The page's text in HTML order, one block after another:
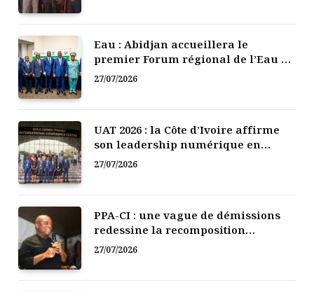
Eau : Abidjan accueillera le
premier Forum régional de l’Eau de
l’Afrique de l’Ouest
27/07/2026
UAT 2026 : la Côte d’Ivoire affirme
son leadership numérique en
Afrique
27/07/2026
PPA-CI : une vague de démissions
redessine la recomposition
politique
27/07/2026